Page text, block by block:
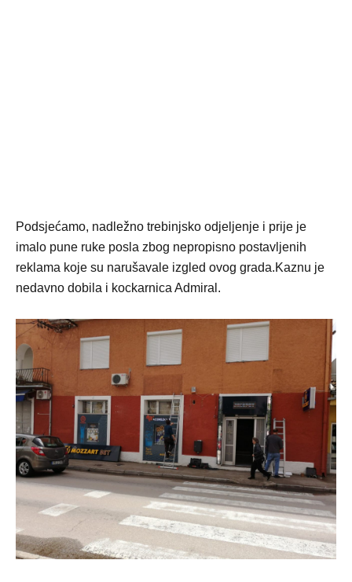
Podsjećamo, nadležno trebinjsko odjeljenje i prije je
imalo pune ruke posla zbog nepropisno postavljenih
reklama koje su narušavale izgled ovog grada.Kaznu je
nedavno dobila i kockarnica Admiral.